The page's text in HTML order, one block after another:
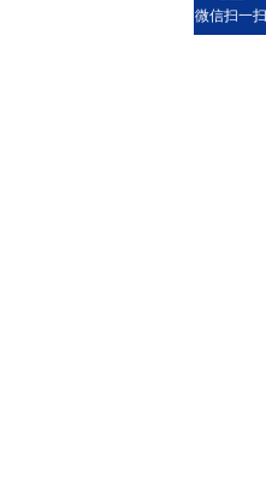
微信扫一扫